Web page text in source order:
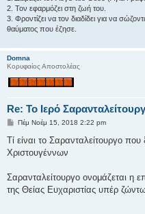
2. Τον εφαρμόζει στη ζωή του.
3. Φροντίζει να τον διαδίδει για να
θαύματος που έζησε.
Domna
Κορυφαίος Αποστολέας
Re: Το Ιερό
Δ
μ
σ
υ
σ
η
Πέμ Νοέμ 15, 2018 2:22 pm
Τί είναι το Σαρανταλείτουργο
Χριστουγέννων
Σαρανταλείτουργο ονομάζεται η
της Θείας Ευχαριστίας υπέρ